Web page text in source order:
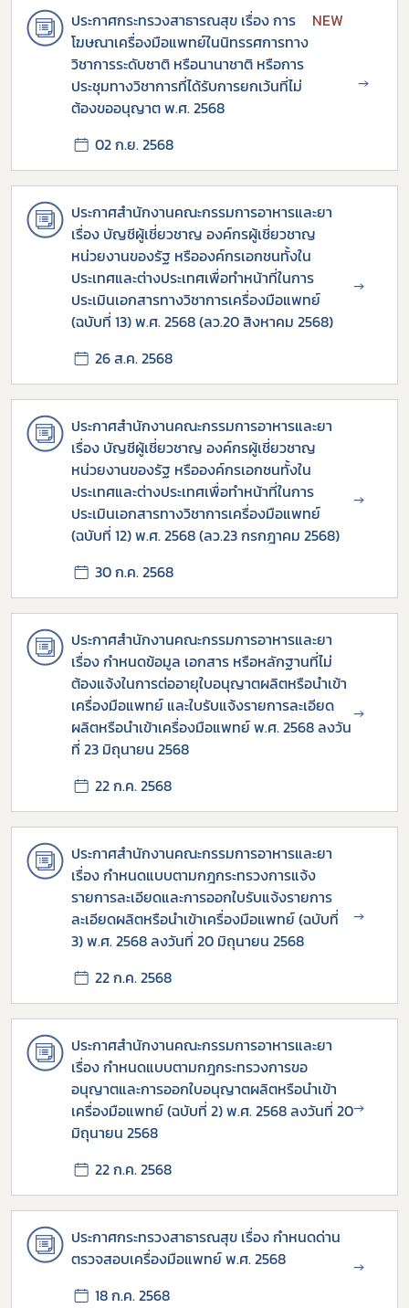
ประกาศกระทรวงสาธารณสุข เรื่อง การ
โฆษณาเครื่องมือแพทย์ในนิทรรศการทาง
วิชาการระดับชาติ หรือนานาชาติ หรือการ
ประชุมทางวิชาการที่ได้รับการยกเว้นที่ไม่
ต้องขออนุญาต พ.ศ. 2568
02 ก.ย. 2568
NEW
→
ประกาศสำนักงานคณะกรรมการอาหารและยา
เรื่อง บัญชีผู้เชี่ยวชาญ องค์กรผู้เชี่ยวชาญ
หน่วยงานของรัฐ หรือองค์กรเอกชนทั้งใน
ประเทศและต่างประเทศเพื่อทำหน้าที่ในการ
ประเมินเอกสารทางวิชาการเครื่องมือแพทย์
(ฉบับที่ 13) พ.ศ. 2568 (ลว.20 สิงหาคม 2568)
26 ส.ค. 2568
→
ประกาศสำนักงานคณะกรรมการอาหารและยา
เรื่อง บัญชีผู้เชี่ยวชาญ องค์กรผู้เชี่ยวชาญ
หน่วยงานของรัฐ หรือองค์กรเอกชนทั้งใน
ประเทศและต่างประเทศเพื่อทำหน้าที่ในการ
ประเมินเอกสารทางวิชาการเครื่องมือแพทย์
(ฉบับที่ 12) พ.ศ. 2568 (ลว.23 กรกฎาคม 2568)
30 ก.ค. 2568
→
ประกาศสำนักงานคณะกรรมการอาหารและยา
เรื่อง กำหนดข้อมูล เอกสาร หรือหลักฐานที่ไม่
ต้องแจ้งในการต่ออายุใบอนุญาตผลิตหรือนำเข้า
เครื่องมือแพทย์ และใบรับแจ้งรายการละเอียด
ผลิตหรือนำเข้าเครื่องมือแพทย์ พ.ศ. 2568 ลงวัน
ที่ 23 มิถุนายน 2568
22 ก.ค. 2568
→
ประกาศสำนักงานคณะกรรมการอาหารและยา
เรื่อง กำหนดแบบตามกฎกระทรวงการแจ้ง
รายการละเอียดและการออกใบรับแจ้งรายการ
ละเอียดผลิตหรือนำเข้าเครื่องมือแพทย์ (ฉบับที่
3) พ.ศ. 2568 ลงวันที่ 20 มิถุนายน 2568
22 ก.ค. 2568
→
ประกาศสำนักงานคณะกรรมการอาหารและยา
เรื่อง กำหนดแบบตามกฎกระทรวงการขอ
อนุญาตและการออกใบอนุญาตผลิตหรือนำเข้า
เครื่องมือแพทย์ (ฉบับที่ 2) พ.ศ. 2568 ลงวันที่ 20
มิถุนายน 2568
22 ก.ค. 2568
→
ประกาศกระทรวงสาธารณสุข เรื่อง กำหนดด่าน
ตรวจสอบเครื่องมือแพทย์ พ.ศ. 2568
18 ก.ค. 2568
→
ข่าวประชาสัมพันธ์ทั่วไป